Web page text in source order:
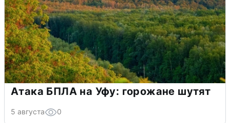
Атака БПЛА на Уфу: горожане шутят
5 августа 0